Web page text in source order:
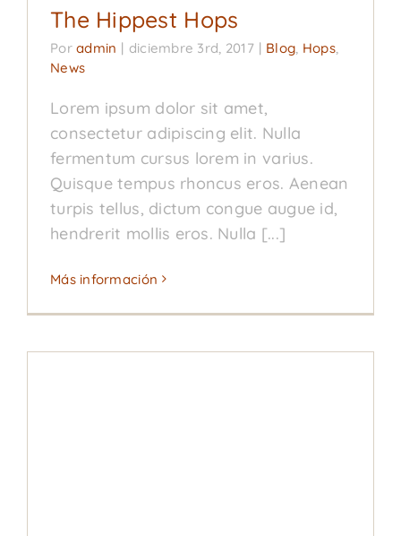
The Hippest Hops
Poradmin | diciembre 3rd, 2017 | Blog, Hops,
News
Lorem ipsum dolor sit amet,
consectetur adipiscing elit. Nulla
fermentum cursus lorem in varius.
Quisque tempus rhoncus eros. Aenean
turpis tellus, dictum congue augue id,
hendrerit mollis eros. Nulla [...]
Más información